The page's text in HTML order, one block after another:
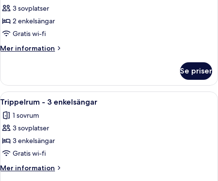
för
Trippelrum
3 sovplatser
2 enkelsängar
Gratis wi-fi
Mer information
Mer
Se priser
Öppna
alla
foton
för
Trippelrum
-
3
enkelsängar
Ett hotellrum med två sängar, en
5
Trippelrum - 3 enkelsängar
1 sovrum
3 sovplatser
3 enkelsängar
Gratis wi-fi
Mer information
Mer